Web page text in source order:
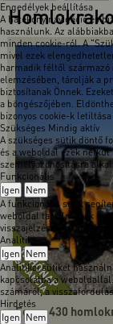
Engedélyek beállítása
A hatékony navigáció és
használunk. Az
minden cookie-ról. A
mivel ezek
harmadik féltől származó
elemzésében, tárolják a
biztosítanak Önnek.
a böngészőjében.
bizonyos cookie-k
Szükséges Mindig aktív
A szükséges sütik döntő
és a weboldal ezek
személyazonosításra
Funkcionális
Igen Nem
A funkcionális sütik
weboldal tartalmának
visszajelzések
Analitika
Igen Nem
Analitikai sütiket
kapcsolatba a
számáról, a
Hirdetés
Igen Nem
Force 430